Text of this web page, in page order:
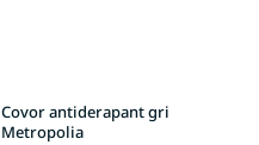
Covor antiderapant gri
Metropolia